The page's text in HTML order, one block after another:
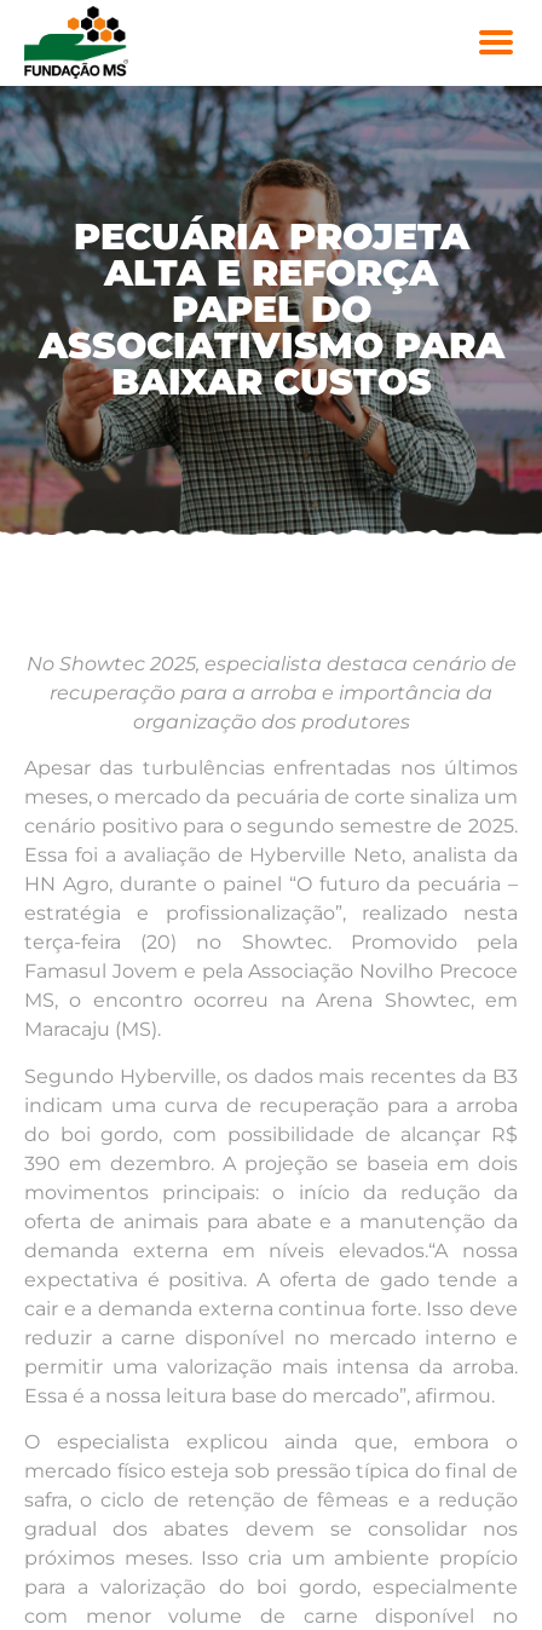
PECUÁRIA PROJETA
ALTA E REFORÇA
PAPEL DO
ASSOCIATIVISMO PARA
BAIXAR CUSTOS
No Showtec 2025, especialista destaca cenário de
recuperação para a arroba e importância da
organização dos produtores
Apesar das turbulências enfrentadas nos últimos
meses, o mercado da pecuária de corte sinaliza um
cenário positivo para o segundo semestre de 2025.
Essa foi a avaliação de Hyberville Neto, analista da
HN Agro, durante o painel “O futuro da pecuária –
estratégia e profissionalização”, realizado nesta
terça-feira (20) no Showtec. Promovido pela
Famasul Jovem e pela Associação Novilho Precoce
MS, o encontro ocorreu na Arena Showtec, em
Maracaju (MS).
Segundo Hyberville, os dados mais recentes da B3
indicam uma curva de recuperação para a arroba
do boi gordo, com possibilidade de alcançar R$
390 em dezembro. A projeção se baseia em dois
movimentos principais: o início da redução da
oferta de animais para abate e a manutenção da
demanda externa em níveis elevados.“A nossa
expectativa é positiva. A oferta de gado tende a
cair e a demanda externa continua forte. Isso deve
reduzir a carne disponível no mercado interno e
permitir uma valorização mais intensa da arroba.
Essa é a nossa leitura base do mercado”, afirmou.
O especialista explicou ainda que, embora o
mercado físico esteja sob pressão típica do final de
safra, o ciclo de retenção de fêmeas e a redução
gradual dos abates devem se consolidar nos
próximos meses. Isso cria um ambiente propício
para a valorização do boi gordo, especialmente
com menor volume de carne disponível no